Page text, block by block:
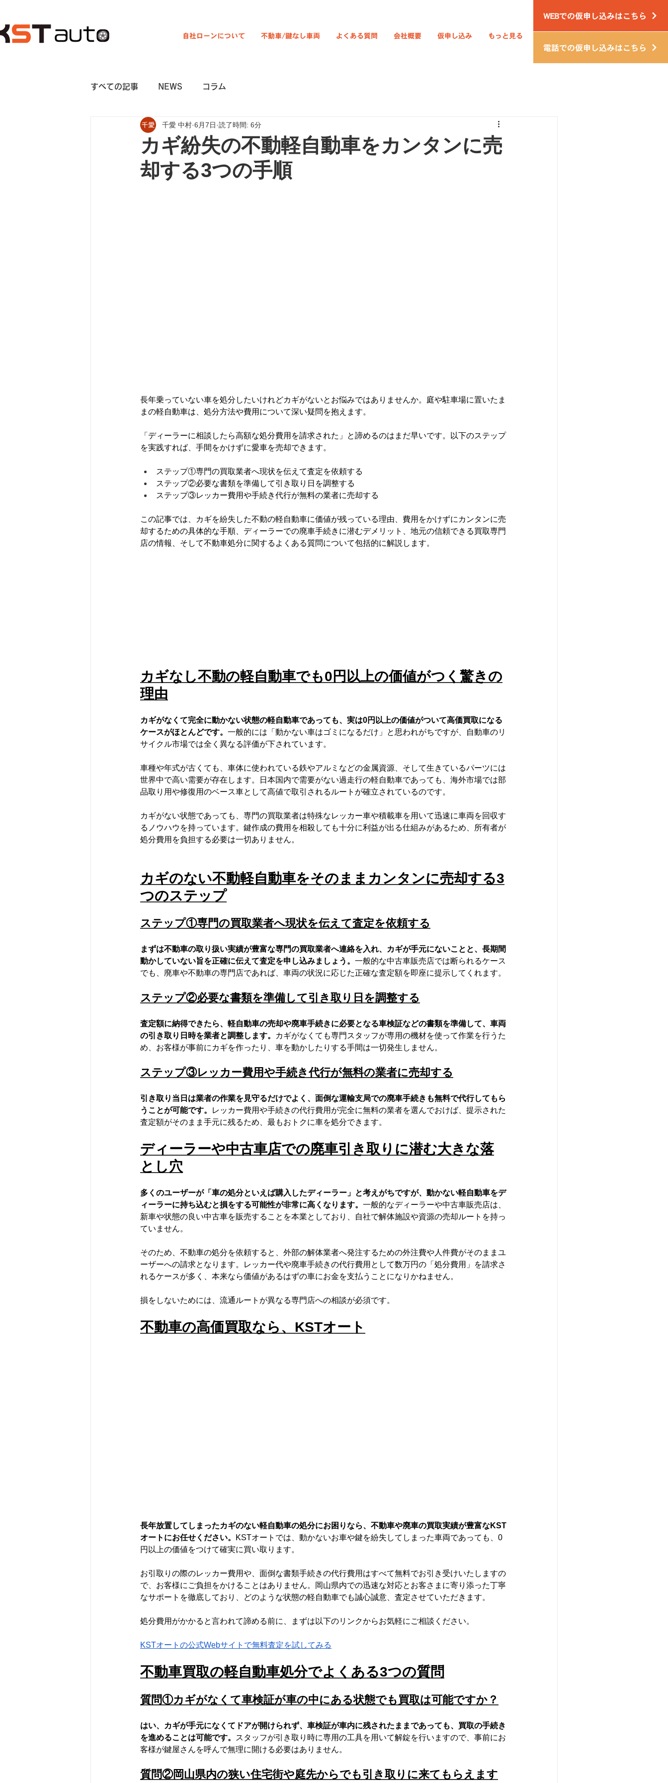
WEBでの仮申し込みはこちら
電話での仮申し込みはこちら
自社ローンについて 不動車/鍵なし車両 よくある質問 会社概要 仮申し込み もっと見る
すべての記事 NEWS コラム
カギ紛失の不動軽自動車をカンタンに売
却する3つの手順
千愛 中村 6月7日 読了時間: 6分
長年乗っていない車を処分したいけれどカギがないとお悩みではありませんか。庭や駐車場に置いたま
まの軽自動車は、処分方法や費用について深い疑問を抱えます。
「ディーラーに相談したら高額な処分費用を請求された」と諦めるのはまだ早いです。以下のステップ
を実践すれば、手間をかけずに愛車を売却できます。
ステップ①専門の買取業者へ現状を伝えて査定を依頼する
ステップ②必要な書類を準備して引き取り日を調整する
ステップ③レッカー費用や手続き代行が無料の業者に売却する
この記事では、カギを紛失した不動の軽自動車に価値が残っている理由、費用をかけずにカンタンに売
却するための具体的な手順、ディーラーでの廃車手続きに潜むデメリット、地元の信頼できる買取専門
店の情報、そして不動車処分に関するよくある質問について包括的に解説します。
カギなし不動の軽自動車でも0円以上の価値がつく驚きの
理由
カギがなくて完全に動かない状態の軽自動車であっても、実は0円以上の価値がついて高価買取になる
ケースがほとんどです。 一般的には「動かない車はゴミになるだけ」と思われがちですが、自動車のリ
サイクル市場では全く異なる評価が下されています。
車種や年式が古くても、車体に使われている鉄やアルミなどの金属資源、そして生きているパーツには
世界中で高い需要が存在します。日本国内で需要がない過走行の軽自動車であっても、海外市場では部
品取り用や修復用のベース車として高値で取引されるルートが確立されているのです。
カギがない状態であっても、専門の買取業者は特殊なレッカー車や積載車を用いて迅速に車両を回収す
るノウハウを持っています。鍵作成の費用を相殺しても十分に利益が出る仕組みがあるため、所有者が
処分費用を負担する必要は一切ありません。
カギのない不動軽自動車をそのままカンタンに売却する3
つのステップ
ステップ①専門の買取業者へ現状を伝えて査定を依頼する
まずは不動車の取り扱い実績が豊富な専門の買取業者へ連絡を入れ、カギが手元にないことと、長期間
動かしていない旨を正確に伝えて査定を申し込みましょう。 一般的な中古車販売店では断られるケース
でも、廃車や不動車の専門店であれば、車両の状況に応じた正確な査定額を即座に提示してくれます。
ステップ②必要な書類を準備して引き取り日を調整する
査定額に納得できたら、軽自動車の売却や廃車手続きに必要となる車検証などの書類を準備して、車両
の引き取り日時を業者と調整します。
カギがなくても専門スタッフが専用の機材を使って作業を行うた
め、お客様が事前にカギを作ったり、車を動かしたりする手間は一切発生しません。
ステップ③レッカー費用や手続き代行が無料の業者に売却する
引き取り当日は業者の作業を見守るだけでよく、面倒な運輸支局での廃車手続きも無料で代行してもら
うことが可能です。
レッカー費用や手続きの代行費用が完全に無料の業者を選んでおけば、提示された
査定額がそのまま手元に残るため、最もおトクに車を処分できます。
ディーラーや中古車店での廃車引き取りに潜む大きな落
とし穴
多くのユーザーが「車の処分といえば購入したディーラー」と考えがちですが、動かない軽自動車をデ
ィーラーに持ち込むと損をする可能性が非常に高くなります。 一般的なディーラーや中古車販売店は、
新車や状態の良い中古車を販売することを本業としており、自社で解体施設や資源の売却ルートを持っ
ていません。
そのため、不動車の処分を依頼すると、外部の解体業者へ発注するための外注費や人件費がそのままユ
ーザーへの請求となります。レッカー代や廃車手続きの代行費用として数万円の「処分費用」を請求さ
れるケースが多く、本来なら価値があるはずの車にお金を支払うことになりかねません。
損をしないためには、流通ルートが異なる専門店への相談が必須です。
不動車の高価買取なら、KSTオート
長年放置してしまったカギのない軽自動車の処分にお困りなら、不動車や廃車の買取実績が豊富なKST
オートにお任せください。
KSTオートでは、動かないお車や鍵を紛失してしまった車両であっても、0
円以上の価値をつけて確実に買い取ります。
お引取りの際のレッカー費用や、面倒な書類手続きの代行費用はすべて無料でお引き受けいたしますの
で、お客様にご負担をかけることはありません。岡山県内での迅速な対応とお客さまに寄り添った丁寧
なサポートを徹底しており、どのような状態の軽自動車でも誠心誠意、査定させていただきます。
処分費用がかかると言われて諦める前に、まずは以下のリンクからお気軽にご相談ください。
KSTオートの公式Webサイトで無料査定を試してみる
不動車買取の軽自動車処分でよくある3つの質問
質問①カギがなくて車検証が車の中にある状態でも買取は可能ですか？
はい、カギが手元になくてドアが開けられず、車検証が車内に残されたままであっても、買取の手続き
を進めることは可能です。
スタッフが引き取り時に専用の工具を用いて解錠を行いますので、事前にお
客様が鍵屋さんを呼んで無理に開ける必要はありません。
質問②岡山県内の狭い住宅街や庭先からでも引き取りに来てもらえます